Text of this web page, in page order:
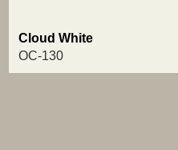
Cloud White
OC-130